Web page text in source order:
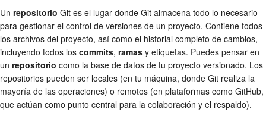
Un repositorio Git es el lugar donde Git almacena todo lo necesario
para gestionar el control de versiones de un proyecto. Contiene todos
los archivos del proyecto, así como el historial completo de cambios,
incluyendo todos los commits, ramas y etiquetas. Puedes pensar en
un repositorio como la base de datos de tu proyecto versionado. Los
repositorios pueden ser locales (en tu máquina, donde Git realiza la
mayoría de las operaciones) o remotos (en plataformas como GitHub,
que actúan como punto central para la colaboración y el respaldo).